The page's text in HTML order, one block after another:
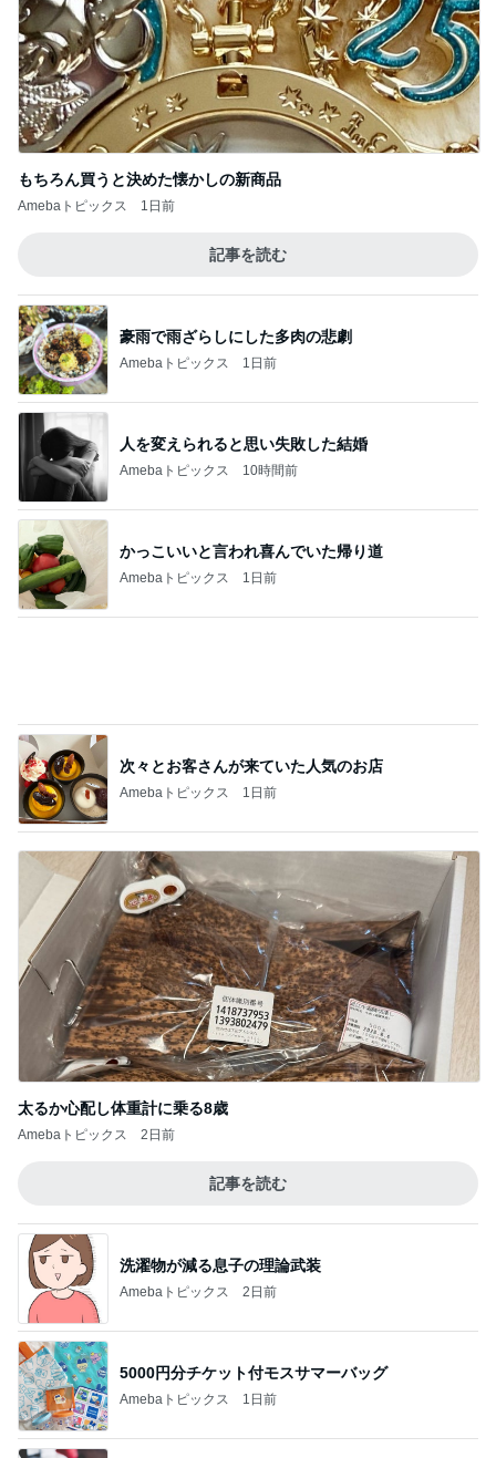
記事を読む
豪雨で雨ざらしにした多肉の悲劇
Amebaトピックス 1日前
Amebaトピックス 10時間前
かっこいいと言われ喜んでいた帰り道
Amebaトピックス 1日前
次々とお客さんが来ていた人気のお店
Amebaトピックス 1日前
太るか心配し体重計に乗る8歳
Amebaトピックス
洗濯物が減る息子の理論武装
Amebaトピックス 2日前
5000円分チケット付モスサマーバッグ
Amebaトピックス 1日前
Amebaトピックス 10時間前
バターっぽさのある濃いめな味わい
Amebaトピックス 1日前